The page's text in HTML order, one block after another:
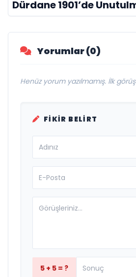
Dürdane 1901’de
Yorumlar (0)
Henüz yorum yazılmamış. İlk
FIKIR BELIRT
5 + 5 = ?